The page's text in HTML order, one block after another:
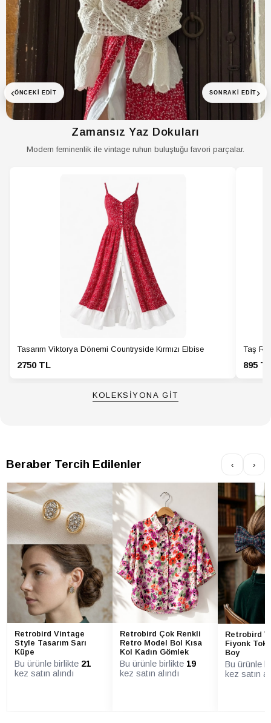
‹ÖNCEKI EDIT
Zamansız Yaz Dokuları
Modern feminenlik ile vintage ruhun buluştuğu favori parçalar.
Tasarım Viktorya Dönemi Countryside Kırmızı Elbise
2750 TL
Taş
895
KOLEKSİYONA GİT
SONRAKI EDIT ›
Beraber Tercih Edilenler ‹ ›
Retrobird Vintage
Style Tasarım Sarı
Küpe
Bu ürünle birlikte 21
kez satın alındı
Retrobird Çok Renkli
Retro Model Bol Kısa
Kol Kadın Gömlek
Bu ürünle birlikte 19
kez satın alındı
Retrobird
Fiyonk
Boy
Bu ürünle
kez satın